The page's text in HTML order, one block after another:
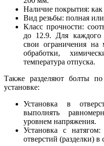
Наличие покрытия:
Вид резьбы: полная
Класс прочности:
до 12.9. Для каждого
свои ограничения на
обработки,
температура отпуска.
Также разделяют болты
установке:
Установка в
выполнять
уровнем напряжения.
Установка с натягом:
отверстий (разделки) в